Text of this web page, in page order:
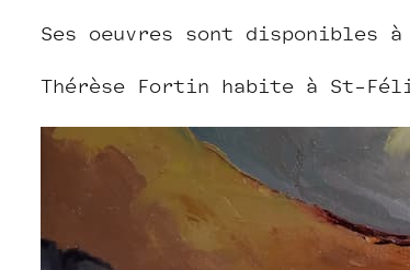
Ses œuvres sont disponibles
Thérèse Fortin habite à St-